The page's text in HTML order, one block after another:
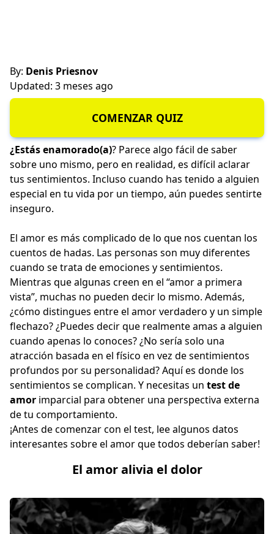
By: Denis Priesnov
Updated: 3 meses ago
COMENZAR QUIZ
¿Estás enamorado(a)? Parece algo fácil de saber
sobre uno mismo, pero en realidad, es difícil aclarar
tus sentimientos. Incluso cuando has tenido a alguien
especial en tu vida por un tiempo, aún puedes sentirte
inseguro.
El amor es más complicado de lo que nos cuentan los
cuentos de hadas. Las personas son muy diferentes
cuando se trata de emociones y sentimientos.
Mientras que algunas creen en el “amor a primera
vista”, muchas no pueden decir lo mismo. Además,
¿cómo distingues entre el amor verdadero y un simple
flechazo? ¿Puedes decir que realmente amas a alguien
cuando apenas lo conoces? ¿No sería solo una
atracción basada en el físico en vez de sentimientos
profundos por su personalidad? Aquí es donde los
sentimientos se complican. Y necesitas un test de
amor imparcial para obtener una perspectiva externa
de tu comportamiento.
¡Antes de comenzar con el test, lee algunos datos
interesantes sobre el amor que todos deberían saber!
El amor alivia el dolor